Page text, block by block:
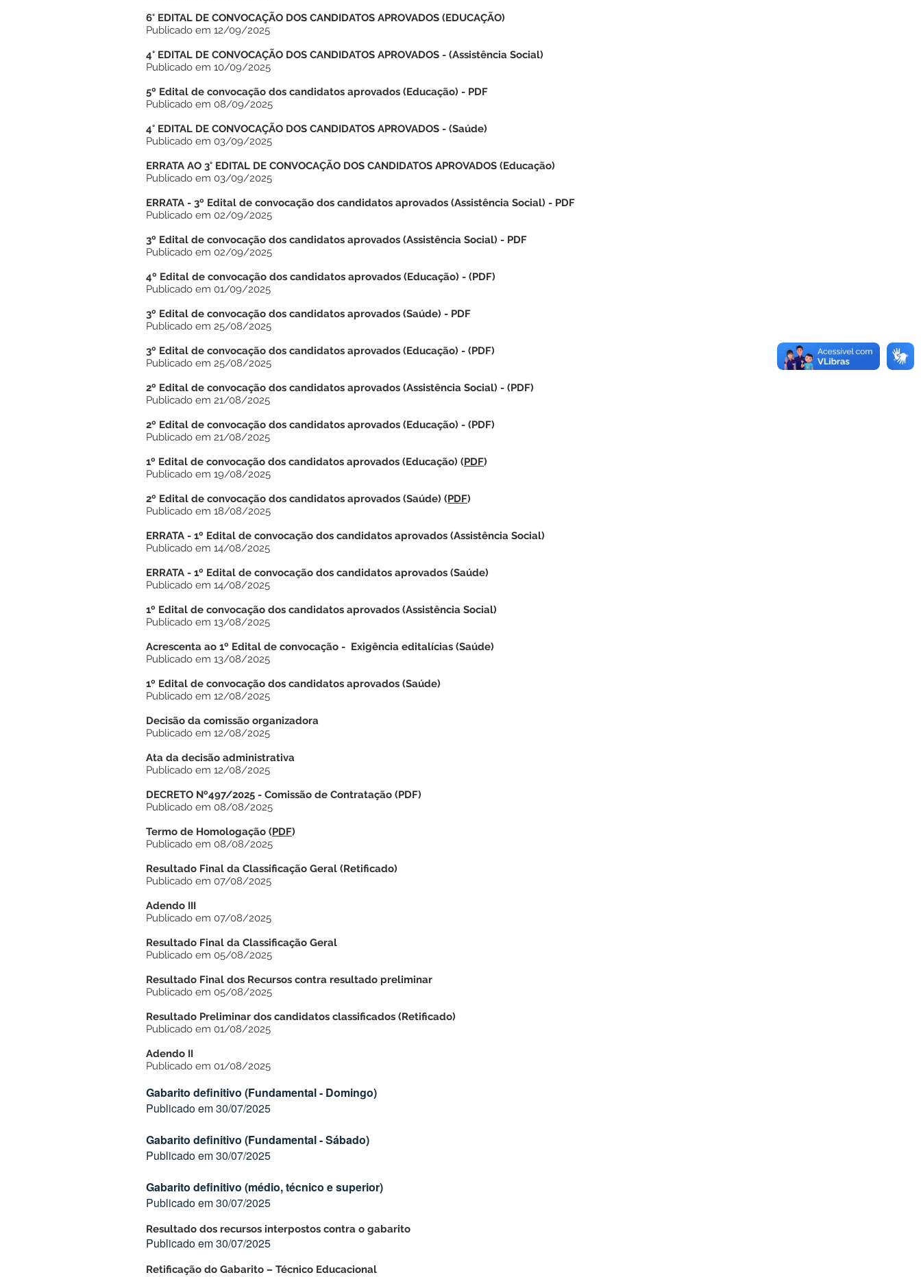
6° EDITAL DE CONVOCAÇÃO DOS CANDIDATOS APROVADOS (EDUCAÇÃO)
Publicado em 12/09/2025
4° EDITAL DE CONVOCAÇÃO DOS CANDIDATOS APROVADOS - (Assistência Social)
Publicado em 10/09/2025
5º Edital de convocação dos candidatos aprovados (Educação) - PDF
Publicado em 08/09/2025
4° EDITAL DE CONVOCAÇÃO DOS CANDIDATOS APROVADOS - (Saúde)
Publicado em 03/09/2025
ERRATA AO 3° EDITAL DE CONVOCAÇÃO DOS CANDIDATOS APROVADOS (Educação)
Publicado em 03/09/2025
ERRATA - 3º Edital de convocação dos candidatos aprovados (Assistência Social) - PDF
Publicado em 02/09/2025
3º Edital de convocação dos candidatos aprovados (Assistência Social) - PDF
Publicado em 02/09/2025
4º Edital de convocação dos candidatos aprovados (Educação) - (PDF)
Publicado em 01/09/2025
3º Edital de convocação dos candidatos aprovados (Saúde) - PDF
Publicado em 25/08/2025
3º Edital de convocação dos candidatos aprovados (Educação) - (PDF)
Publicado em 25/08/2025
2º Edital de convocação dos candidatos aprovados (Assistência Social) - (PDF)
Publicado em 21/08/2025
2º Edital de convocação dos candidatos aprovados (Educação) - (PDF)
Publicado em 21/08/2025
1º Edital de convocação dos candidatos aprovados (Educação) (PDF)
Publicado em 19/08/2025
2º Edital de convocação dos candidatos aprovados (Saúde) (PDF)
Publicado em 18/08/2025
ERRATA - 1º Edital de convocação dos candidatos aprovados (Assistência Social)
Publicado em 14/08/2025
ERRATA - 1º Edital de convocação dos candidatos aprovados (Saúde)
Publicado em 14/08/2025
1º Edital de convocação dos candidatos aprovados (Assistência Social)
Publicado em 13/08/2025
Acrescenta ao 1º Edital de convocação - Exigência editalícias (Saúde)
Publicado em 13/08/2025
1º Edital de convocação dos candidatos aprovados (Saúde)
Publicado em 12/08/2025
Decisão da comissão organizadora
Publicado em 12/08/2025
Ata da decisão administrativa
Publicado em 12/08/2025
DECRETO Nº497/2025 - Comissão de Contratação (PDF)
Publicado em 08/08/2025
Termo de Homologação (PDF)
Publicado em 08/08/2025
Resultado Final da Classificação Geral (Retificado)
Publicado em 07/08/2025
Adendo III
Publicado em 07/08/2025
Resultado Final da Classificação Geral
Publicado em 05/08/2025
Resultado Final dos Recursos contra resultado preliminar
Publicado em 05/08/2025
Resultado Preliminar dos candidatos classificados (Retificado)
Publicado em 01/08/2025
Adendo II
Publicado em 01/08/2025
Gabarito definitivo (Fundamental - Domingo)
Publicado em 30/07/2025
Gabarito definitivo (Fundamental - Sábado)
Publicado em 30/07/2025
Gabarito definitivo (médio, técnico e superior)
Publicado em 30/07/2025
Resultado dos recursos interpostos contra o gabarito
Publicado em 30/07/2025
Retificação do Gabarito – Técnico Educacional